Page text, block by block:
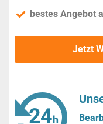
bestes Angebot
Jetzt